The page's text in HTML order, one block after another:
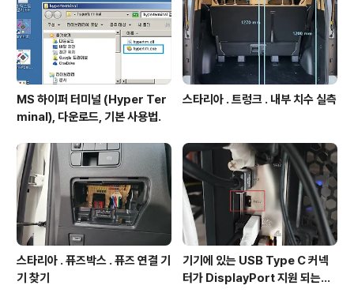
MS 하이퍼 터미널 (Hyper Ter
minal), 다운로드, 기본 사용법.
스타리아 . 트렁크 . 내부 치수 실측
스타리아 . 퓨즈박스 . 퓨즈 연결 기
기 찾기
기기에 있는 USB Type C 커넥
터가 DisplayPort 지원 되는지